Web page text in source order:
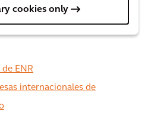
cookies only
de ENR
internacionales de